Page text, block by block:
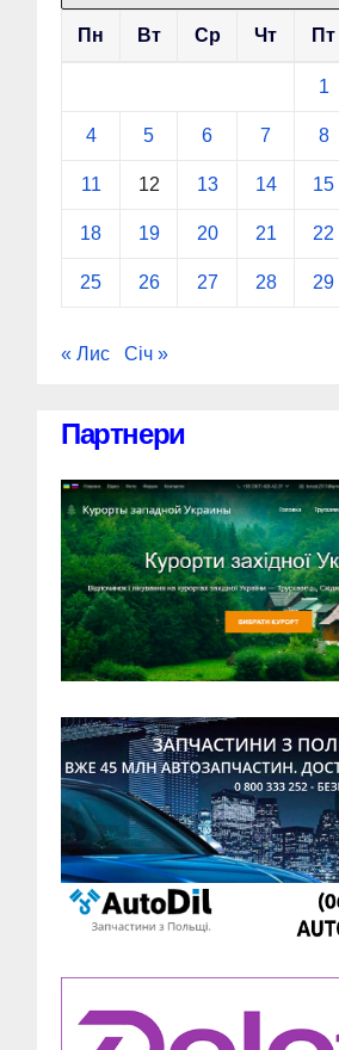
Пн Вт Ср Чт Пт
1
4 5 6 7 8
11 12 13 14 15
18 19 20 21 22
25 26 27 28 29
« Лис Січ »
Партнери